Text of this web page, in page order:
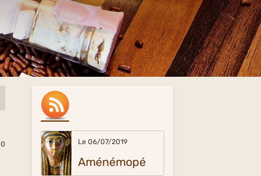
0 Le 06/07/2019
Aménémopé